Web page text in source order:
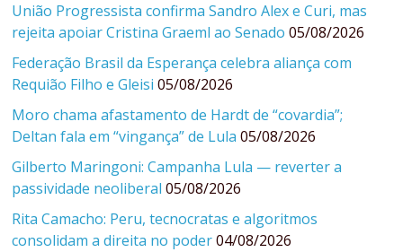
União Progressista confirma Sandro Alex e Curi, mas
rejeita apoiar Cristina Graeml ao Senado 05/08/2026
Federação Brasil da Esperança celebra aliança com
Requião Filho e Gleisi 05/08/2026
Moro chama afastamento de Hardt de “covardia”;
Deltan fala em “vingança” de Lula 05/08/2026
Gilberto Maringoni: Campanha Lula — reverter a
passividade neoliberal 05/08/2026
Rita Camacho: Peru, tecnocratas e algoritmos
consolidam a direita no poder 04/08/2026